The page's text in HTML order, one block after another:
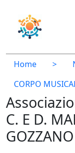
Home >
CORPO
C. E D.
GOZZANO